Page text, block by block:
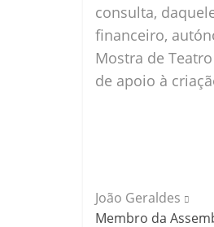
consulta,
financeiro,
Mostra de
de apoio à
João Geraldes
Membro da